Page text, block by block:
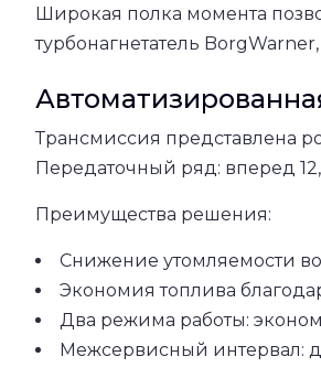
Широкая полка момента
турбонагнетатель
Трансмиссия представлена
Передаточный ряд: вперед
Преимущества решения:
Снижение утомляемости
Экономия топлива
Два режима работы:
Межсервисный интервал: